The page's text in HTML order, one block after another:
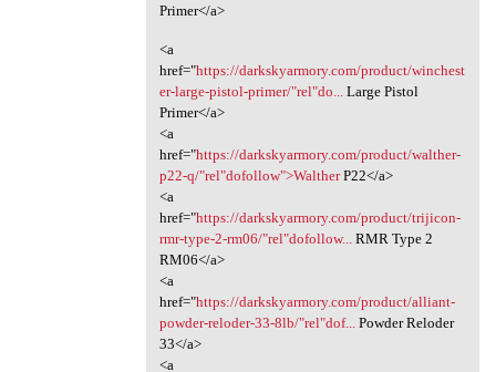
Primer</a>
<a
href="https://darkskyarmory.com/product/winchest
er-large-pistol-primer/"rel"do...
Large Pistol
Primer</a>
<a
href="https://darkskyarmory.com/product/walther-
p22-q/"rel"dofollow">WaltherP22</a>
<a
href="https://darkskyarmory.com/product/trijicon-
rmr-type-2-rm06/"rel"dofollow...
RMR Type 2
RM06</a>
<a
href="https://darkskyarmory.com/product/alliant-
powder-reloder-33-8lb/"rel"dof...
Powder Reloder
33</a>
<a